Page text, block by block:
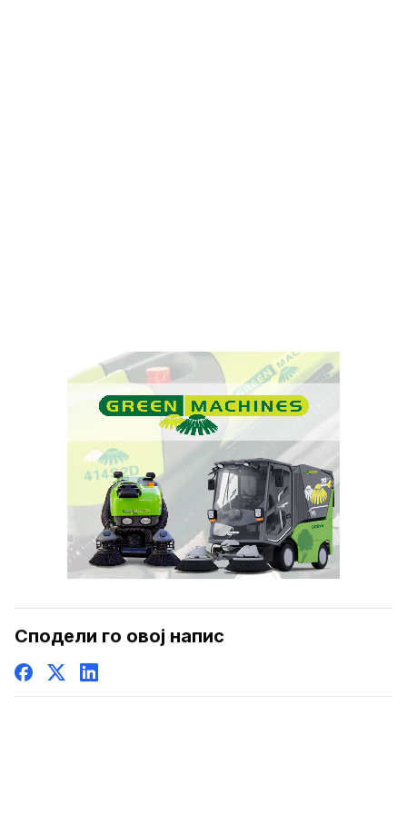
Сподели го овој напис